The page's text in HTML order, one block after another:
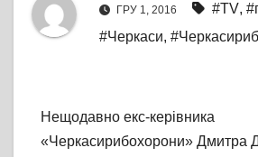
ГРУ 1, 2016 #TV,
#Черкаси,
Нещодавно екс-керівника
«Черкасирибохорони» Дмитра